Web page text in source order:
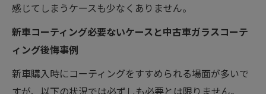
感じてしまうケースも少なくありません。
新車コーティング必要ないケースと中古車ガラスコーテ
ィング後悔事例
新車購入時にコーティングをすすめられる場面が多いで
すが、以下の状況では必ずしも必要とは限りません。